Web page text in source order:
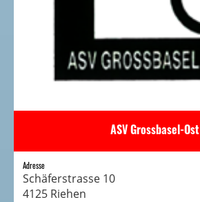
ASV Grossbasel-Ost
Adresse
Schäferstrasse 10
4125 Riehen